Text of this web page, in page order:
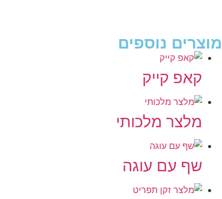
מוצרים נוספים
קאפ קייק
מלצר מלכותי
שף עם עוגה